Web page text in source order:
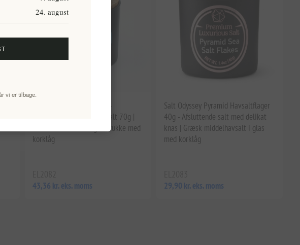
Salt Odyssey Fleur de Sel -
Håndhøstet Ægæisk Havsalt 70g |
Græsk Ø-finishsalt i glaskrukke med
korklåg
43,36 kr. eks. moms
Salt Odyssey Pyramid Havsaltflager
40g - Afsluttende salt med delikat
knas | Græsk middelhavsalt i glas
med korklåg
29,90 kr. eks. moms
24. august
vi er tilbage.